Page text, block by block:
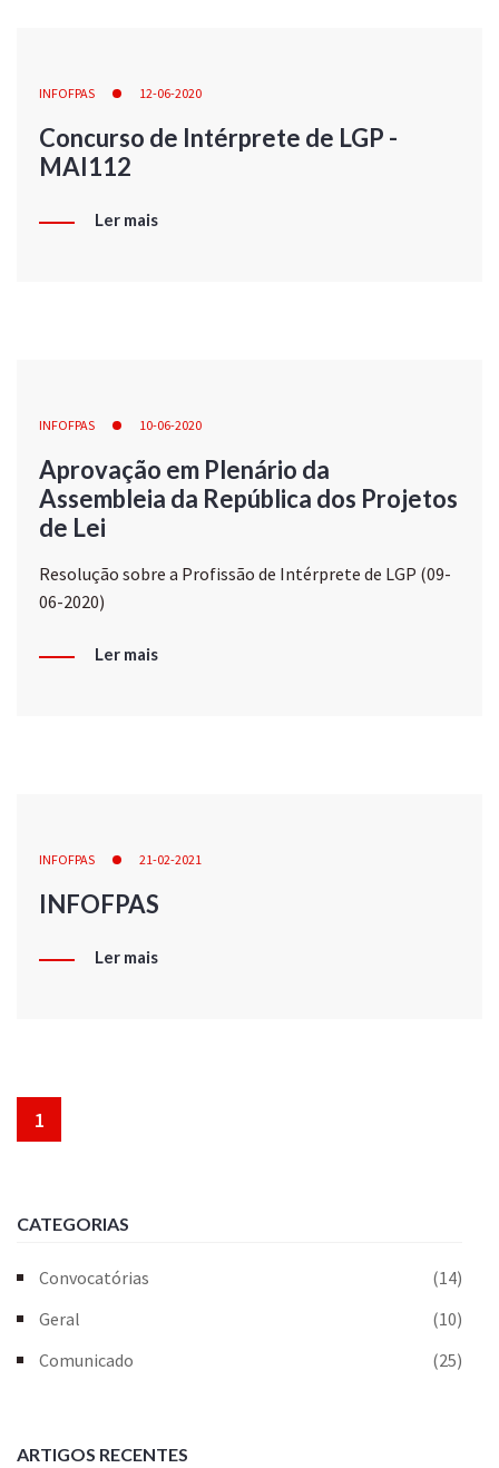
INFOFPAS 12-06-2020
Concurso de Intérprete de LGP -
MAI112
Ler mais
INFOFPAS 10-06-2020
Aprovação em Plenário da
Assembleia da República dos Projetos
de Lei
Resolução sobre a Profissão de Intérprete de LGP (09-
06-2020)
Ler mais
INFOFPAS 21-02-2021
INFOFPAS
Ler mais
1
CATEGORIAS
Convocatórias
(14)
Geral
(10)
Comunicado
(25)
ARTIGOS RECENTES